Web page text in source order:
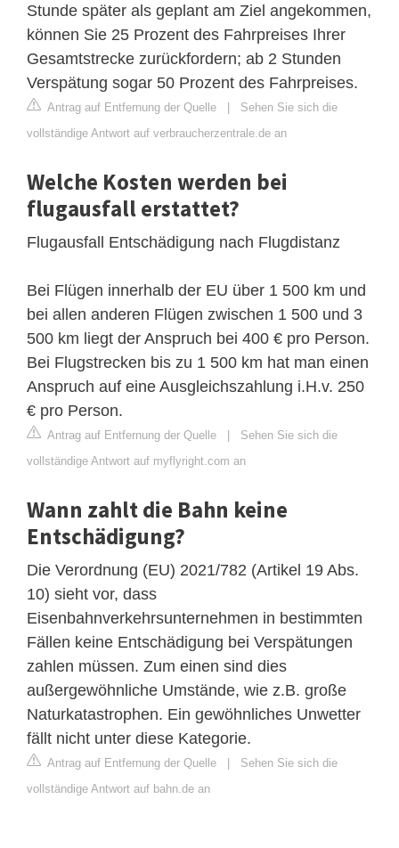
Stunde später als geplant am Ziel angekommen,
können Sie 25 Prozent des Fahrpreises Ihrer
Gesamtstrecke zurückfordern; ab 2 Stunden
Verspätung sogar 50 Prozent des Fahrpreises.
Antrag auf Entfernung der Quelle | Sehen Sie sich die
vollständige Antwort auf verbraucherzentrale.de an
Welche Kosten werden bei
flugausfall erstattet?
Flugausfall Entschädigung nach Flugdistanz
Bei Flügen innerhalb der EU über 1 500 km und
bei allen anderen Flügen zwischen 1 500 und 3
500 km liegt der Anspruch bei 400 € pro Person.
Bei Flugstrecken bis zu 1 500 km hat man einen
Anspruch auf eine Ausgleichszahlung i.H.v. 250
€ pro Person.
Antrag auf Entfernung der Quelle | Sehen Sie sich die
vollständige Antwort auf myflyright.com an
Wann zahlt die Bahn keine
Entschädigung?
Die Verordnung (EU) 2021/782 (Artikel 19 Abs.
10) sieht vor, dass
Eisenbahnverkehrsunternehmen in bestimmten
Fällen keine Entschädigung bei Verspätungen
zahlen müssen. Zum einen sind dies
außergewöhnliche Umstände, wie z.B. große
Naturkatastrophen. Ein gewöhnliches Unwetter
fällt nicht unter diese Kategorie.
Antrag auf Entfernung der Quelle | Sehen Sie sich die
vollständige Antwort auf bahn.de an